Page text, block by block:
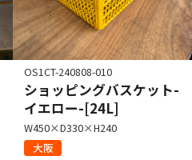
OS1CT-240808-010
ショッピングバスケット-
イエロー-[24L]
W450×D330×H240
大阪